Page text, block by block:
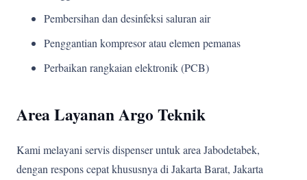
Pembersihan dan desinfeksi saluran air
Penggantian kompresor atau elemen pemanas
Perbaikan rangkaian elektronik (PCB)
Area Layanan Argo Teknik
Kami melayani servis dispenser untuk area Jabodetabek,
dengan respons cepat khususnya di Jakarta Barat, Jakarta